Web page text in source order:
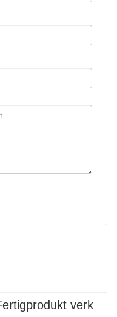
Flansch-Fertigprodukt verkauft